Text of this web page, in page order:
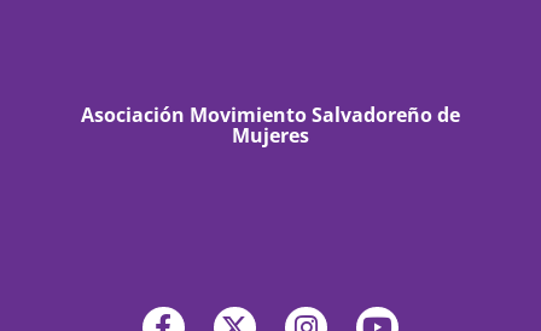
Asociación Movimiento Salvadoreño de
Mujeres